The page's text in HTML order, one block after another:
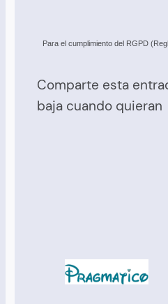
Para el cumplimiento del RGPD
Comparte esta
baja cuando quieran